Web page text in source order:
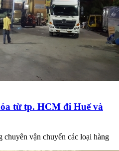
từ tp. HCM đi Huế và
vận chuyển các loại hàng